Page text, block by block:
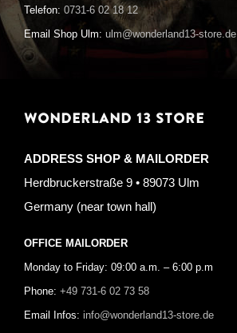
Telefon: 0731-6 02 18 12
Email Shop Ulm: ulm@wonderland13-store.de
WONDERLAND 13 STORE
ADDRESS SHOP & MAILORDER
Herdbruckerstraße 9 • 89073 Ulm
Germany (near town hall)
OFFICE MAILORDER
Monday to Friday: 09:00 a.m. – 6:00 p.m
Phone: +49 731-6 02 73 58
Email Infos: info@wonderland13-store.de